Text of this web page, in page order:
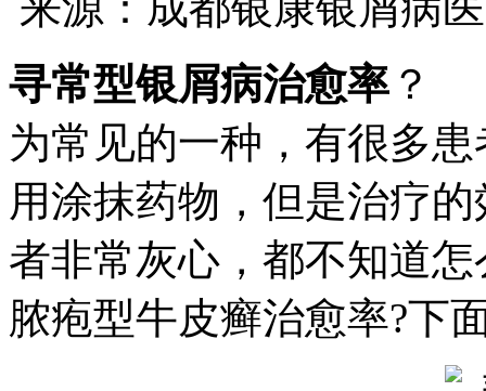
寻常型银屑病治愈率 ？
为常见的一种，有很多
用涂抹药物，但是治疗
者非常灰心，都不知道
脓疱型牛皮癣治愈率?下